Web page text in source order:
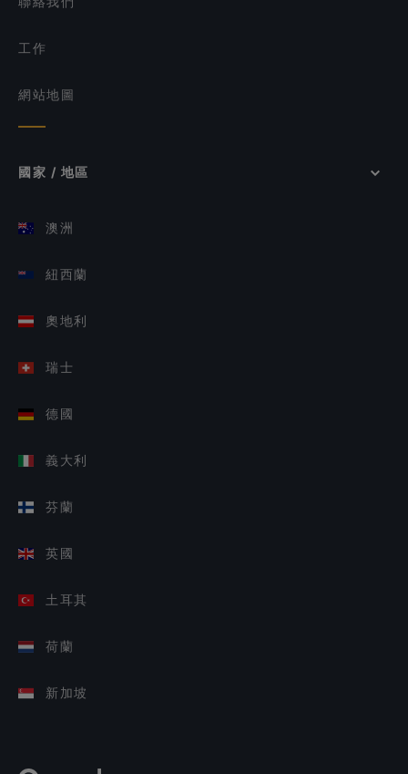
工作
網站地圖
國家 / 地區
澳洲
紐西蘭
奧地利
瑞士
德國
義大利
芬蘭
英國
土耳其
荷蘭
新加坡